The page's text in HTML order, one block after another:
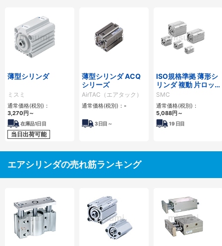
薄型シリンダ
ミスミ
通常価格(税別)：
3,270 円 ～
在庫品1日目
当日出荷可能
薄型シリンダ ACQ
シリーズ
AirTAC（エアタック）
通常価格(税別)： -
3日目～
ISO規格準拠 薄形シ
リンダ 複動 片ロッ
ド C55シリーズ
SMC
通常価格(税別)：
5,088円 ～
19 日目
エアシリンダの売れ筋ランキング